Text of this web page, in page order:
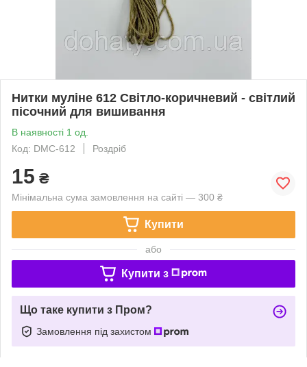
Нитки муліне 612 Світло-коричневий - світлий
пісочний для вишивання
В наявності 1 од.
Код: DMC-612
Роздріб
15 ₴
Мінімальна сума замовлення на сайті — 300 ₴
Купити
або
Купити з
Що таке купити з Пром?
Замовлення під захистом